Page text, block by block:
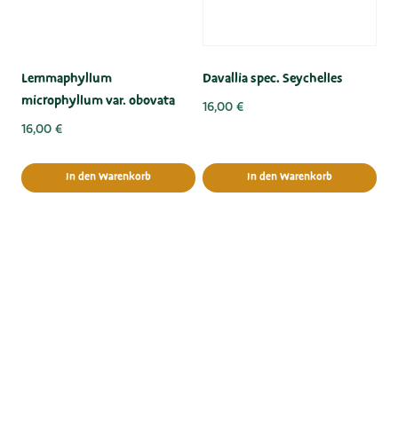
Lemmaphyllum
microphyllum var. obovata
16,00 €
In den Warenkorb
Davallia spec. Seychelles
16,00 €
In den Warenkorb